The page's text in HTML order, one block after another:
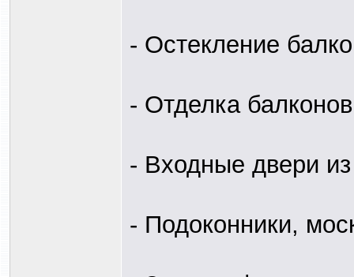
- Остекление
- Отделка
- Входные двери
- Подоконники,